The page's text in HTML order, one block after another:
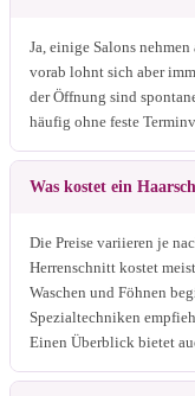
Ja, einige Salons
vorab lohnt sich aber
der Öffnung sind
häufig ohne feste
Was kostet ein
Die Preise variieren je
Herrenschnitt kostet
Waschen und Föhnen
Spezialtechniken
Einen Überblick bietet